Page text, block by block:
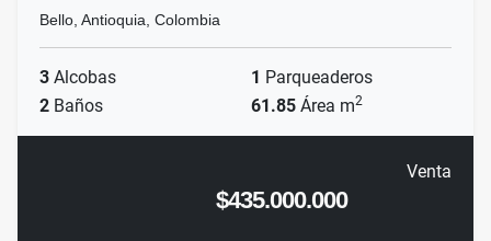
Bello, Antioquia, Colombia
3 Alcobas 1 Parqueaderos
2 Baños 61.85 Área m2
Venta
$435.000.000